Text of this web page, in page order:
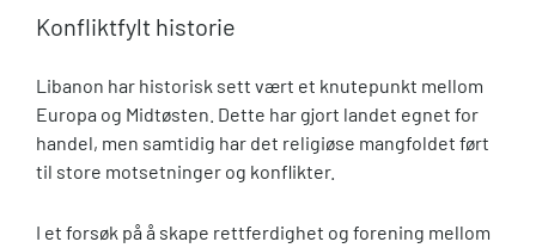
Konfliktfylt historie
Libanon har historisk sett vært et knutepunkt mellom
Europa og Midtøsten. Dette har gjort landet egnet for
handel, men samtidig har det religiøse mangfoldet ført
til store motsetninger og konflikter.
I et forsøk på å skape rettferdighet og forening mellom